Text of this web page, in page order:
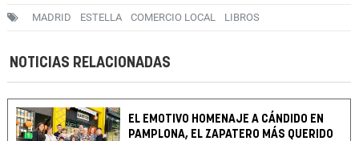
MADRID ESTELLA COMERCIO LOCAL LIBROS
NOTICIAS RELACIONADAS
EL EMOTIVO HOMENAJE A CÁNDIDO EN
PAMPLONA, EL ZAPATERO MÁS QUERIDO